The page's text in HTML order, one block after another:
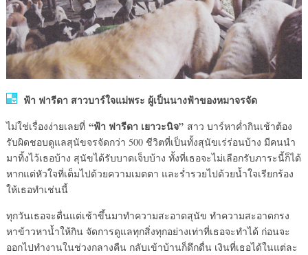
ฟ้า ฟารีดา สาวบาร์ใจแม่พระ ผู้เป็นนางฟ้าของหมาจรจัด
ไม่ใช่เรื่องง่ายเลยที่ “ฟ้า ฟารีดา เยาวะนิจ”สาว บาร์หาค่ำกินเช้าต้อง
รับผิดชอบดูแลสุนัขจรจัดกว่า 500 ชีวิตที่เป็นทั้งสุนัขเร่ร่อนบ้าง มีคนนำ
มาทิ้งไว้เธอบ้าง สุนัขได้รับบาดเจ็บบ้าง ทั้งที่เธอจะไม่เลือกรับภาระนี้ก็ได้
หากแต่หัวใจที่เต็มไปด้วยความเมตตา และร่ำรวยไปด้วยน้ำใจเรียกร้อง
ให้เธอทำเช่นนี้
ทุกวันเธอจะตื่นแต่เช้าขึ้นมาทำความสะอาดสุนัข ทำความสะอาดกรง
หาข้าวหาน้ำให้กิน จัดการดูแลทุกสิ่งทุกอย่างเท่าที่เธอจะทำได้ ก่อนจะ
ออกไปทำงานในช่วงกลางคืน กลับเข้าบ้านก็ดึกดื่น เงินที่เธอได้ในแต่ละ